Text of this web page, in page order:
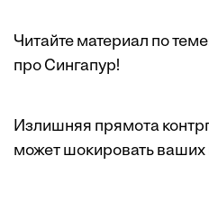
Читайте материал по
про Сингапур!
Излишняя прямота
может шокировать ваших